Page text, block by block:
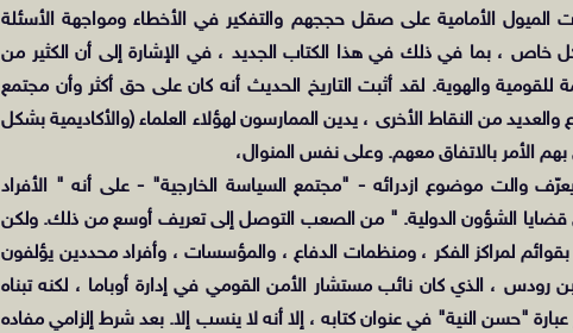
الميول الأمامية على صقل حججهم والتفكير في الأخطاء ومواجهة الأسئلة
خاص ، بما في ذلك في هذا الكتاب الجديد ، في الإشارة إلى أن الكثير من
للقومية والهوية. لقد أثبت التاريخ الحديث أنه كان على حق أكثر وأن مجتمع
من النقاط الأخرى ، يدين الممارسون لهؤلاء العلماء (والأكاديمية بشكل
الأمر بالاتفاق معهم. وعلى نفس المنوال،
والت موضوع ازدرائه - "مجتمع السياسة الخارجية" - على أنه " الأفراد
الشؤون الدولية. " من الصعب التوصل إلى تعريف أوسع من ذلك. ولكن
لمراكز الفكر ، ومنظمات الدفاع ، والمؤسسات ، وأفراد محددين يؤلفون
، الذي كان نائب مستشار الأمن القومي في إدارة أوباما ، لكنه تبناه
"حسن النية" في عنوان كتابه ، إلا أنه لا ينسب إلا. بعد شرط إلزامي مفاده